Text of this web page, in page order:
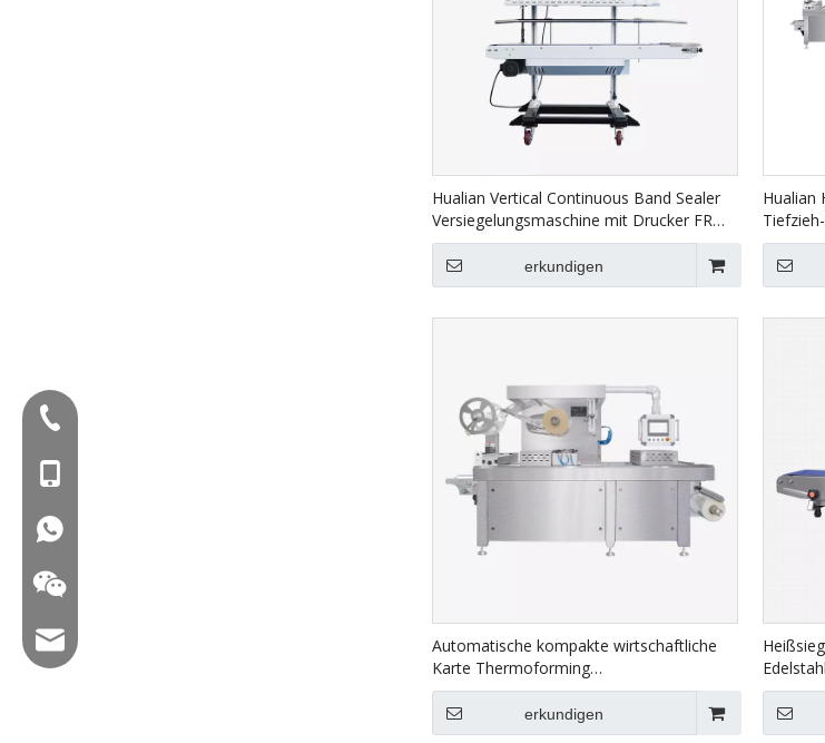
Hualian Vertical Continuous Band Sealer
Versiegelungsmaschine mit Drucker FRM-
1120LD
erkundigen
Hualian
Lachs,
Fleisch
Automatische kompakte wirtschaftliche
Karte Thermoforming
Vakuumverpackungsmaschine für
Lebensmittel HVR-320A (q)
erkundigen